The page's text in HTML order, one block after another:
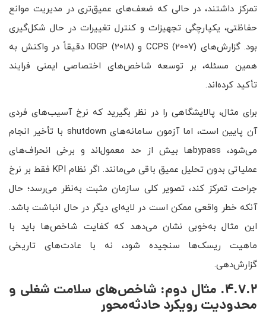
تمرکز داشتند، در حالی که ضعف‌های عمیق‌تری در مدیریت موانع
حفاظتی، یکپارچگی تجهیزات و کنترل تغییرات در حال شکل‌گیری
بود. گزارش‌های CCPS (2007) و IOGP (2018) دقیقاً در واکنش به
همین مسئله، بر توسعه شاخص‌های اختصاصی ایمنی فرایند
تأکید کرده‌اند.
برای مثال، پالایشگاهی را در نظر بگیرید که نرخ آسیب‌های فردی
آن پایین است، اما آزمون سامانه‌های shutdown با تأخیر انجام
می‌شود، bypassها بیش از حد معمول‌اند و برخی انحراف‌های
عملیاتی بدون تحلیل عمیق باقی می‌مانند. اگر نظام KPI فقط بر نرخ
جراحت تمرکز کند، تصویر کلی سازمان مثبت به‌نظر می‌رسد؛ حال
آنکه خطر واقعی ممکن است در لایه‌ای دیگر در حال انباشت باشد.
این مثال به‌خوبی نشان می‌دهد که کفایت شاخص‌ها باید با
ماهیت ریسک‌ها سنجیده شود، نه با عادت‌های تاریخی
گزارش‌دهی.
4.7.2. مثال دوم: شاخص‌های سلامت شغلی و
محدودیت رویکرد حادثه‌محور